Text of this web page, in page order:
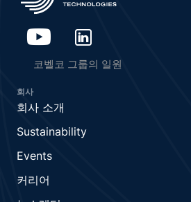
코벨코 그룹의 일원
회사
회사 소개
Sustainability
Events
커리어